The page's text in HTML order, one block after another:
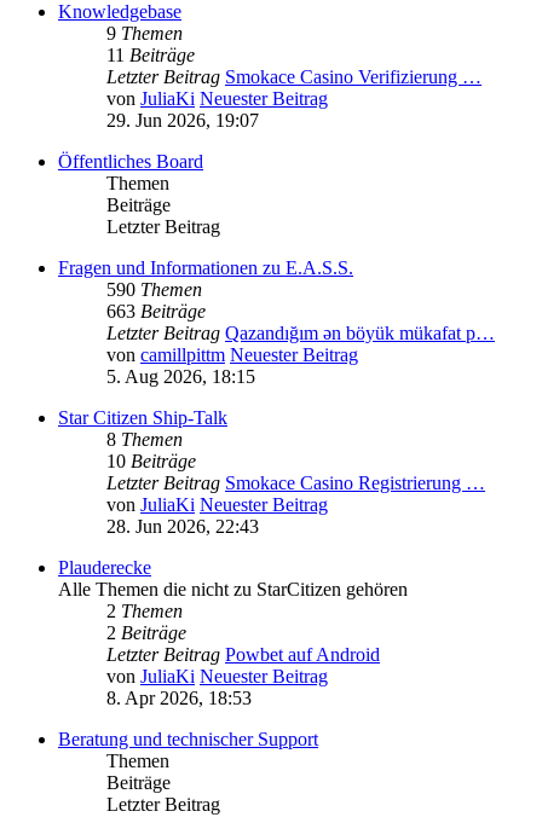
Knowledgebase
9 Themen
11 Beiträge
Letzter Beitrag Smokace Casino Verifizierung …
von JuliaKi Neuester Beitrag
29. Jun 2026, 19:07
Öffentliches Board
Themen
Beiträge
Letzter Beitrag
Fragen und Informationen zu E.A.S.S.
590 Themen
663 Beiträge
Letzter Beitrag Qazandığım ən böyük mükafat p…
von camillpittm Neuester Beitrag
5. Aug 2026, 18:15
Star Citizen Ship-Talk
8 Themen
10 Beiträge
Letzter Beitrag Smokace Casino Registrierung …
von JuliaKi Neuester Beitrag
28. Jun 2026, 22:43
Plauderecke
Alle Themen die nicht zu StarCitizen gehören
2 Themen
2 Beiträge
Letzter Beitrag Powbet auf Android
von JuliaKi Neuester Beitrag
8. Apr 2026, 18:53
Beratung und technischer Support
Themen
Beiträge
Letzter Beitrag